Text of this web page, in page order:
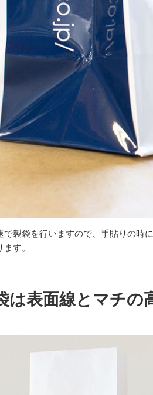
で製袋を行いますので、手貼りの時
す。
は表面線とマチの